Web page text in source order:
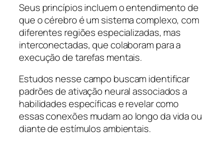
Seus princípios incluem o entendimento de
que o cérebro é um sistema complexo, com
diferentes regiões especializadas, mas
interconectadas, que colaboram para a
execução de tarefas mentais.
Estudos nesse campo buscam identificar
padrões de ativação neural associados a
habilidades específicas e revelar como
essas conexões mudam ao longo da vida ou
diante de estímulos ambientais.